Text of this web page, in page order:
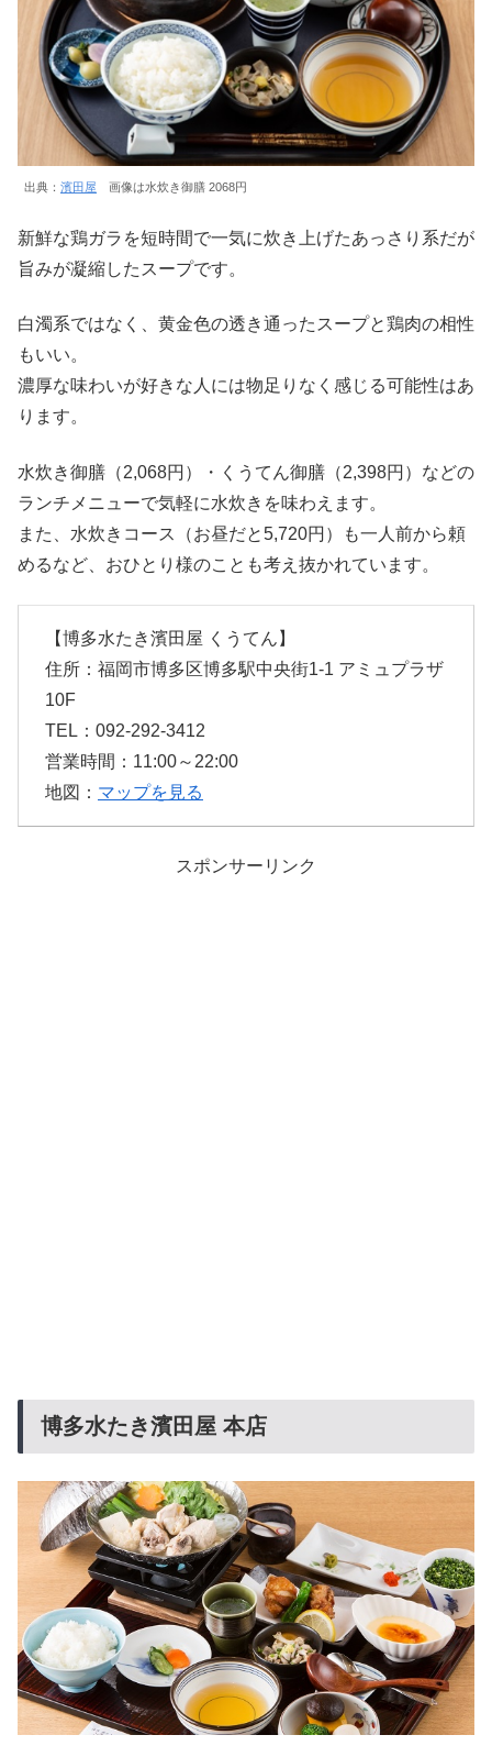
出典： 濱田屋 画像は水炊き御膳 2068円
新鮮な鶏ガラを短時間で一気に炊き上げたあっさり系だが
旨みが凝縮したスープです。
白濁系ではなく、黄金色の透き通ったスープと鶏肉の相性
もいい。
濃厚な味わいが好きな人には物足りなく感じる可能性はあ
ります。
水炊き御膳（2,068円）・くうてん御膳（2,398円）などの
ランチメニューで気軽に水炊きを味わえます。
また、水炊きコース（お昼だと5,720円）も一人前から頼
めるなど、おひとり様のことも考え抜かれています。
【博多水たき濱田屋 くうてん】
住所：福岡市博多区博多駅中央街1-1 アミュプラザ
10F
TEL：092-292-3412
営業時間：11:00～22:00
地図： マップを見る
スポンサーリンク
博多水たき濱田屋 本店